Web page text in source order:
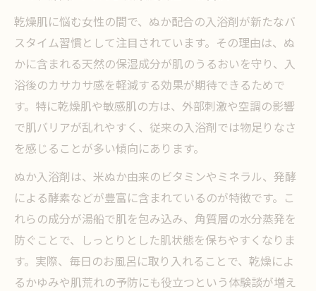
乾燥肌に悩む女性の間で、ぬか配合の入浴剤が新たなバ
スタイム習慣として注目されています。その理由は、ぬ
かに含まれる天然の保湿成分が肌のうるおいを守り、入
浴後のカサカサ感を軽減する効果が期待できるためで
す。特に乾燥肌や敏感肌の方は、外部刺激や空調の影響
で肌バリアが乱れやすく、従来の入浴剤では物足りなさ
を感じることが多い傾向にあります。
ぬか入浴剤は、米ぬか由来のビタミンやミネラル、発酵
による酵素などが豊富に含まれているのが特徴です。こ
れらの成分が湯船で肌を包み込み、角質層の水分蒸発を
防ぐことで、しっとりとした肌状態を保ちやすくなりま
す。実際、毎日のお風呂に取り入れることで、乾燥によ
るかゆみや肌荒れの予防にも役立つという体験談が増え